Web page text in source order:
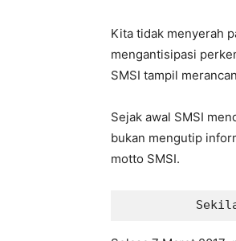
Kita tidak menyerah
mengantisipasi
SMSI tampil
Sejak awal SMSI
bukan mengutip
motto SMSI.